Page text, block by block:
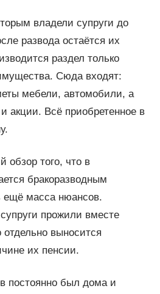
владели супруги до
развода остаётся их
раздел только
Сюда входят:
мебели, автомобили, а
акции. Всё приобретенное в
обзор того, что в
бракоразводным
ещё масса нюансов.
прожили вместе
выносится
их пенсии.
постоянно был дома и